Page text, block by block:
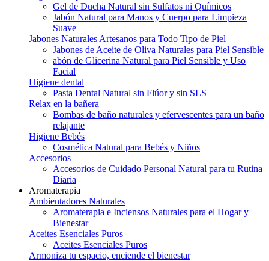
Gel de Ducha Natural sin Sulfatos ni Químicos
Jabón Natural para Manos y Cuerpo para Limpieza
Suave
Jabones Naturales Artesanos para Todo Tipo de Piel
Jabones de Aceite de Oliva Naturales para Piel Sensible
abón de Glicerina Natural para Piel Sensible y Uso
Facial
Higiene dental
Pasta Dental Natural sin Flúor y sin SLS
Relax en la bañera
Bombas de baño naturales y efervescentes para un baño
relajante
Higiene Bebés
Cosmética Natural para Bebés y Niños
Accesorios
Accesorios de Cuidado Personal Natural para tu Rutina
Diaria
Aromaterapia
Ambientadores Naturales
Aromaterapia e Inciensos Naturales para el Hogar y
Bienestar
Aceites Esenciales Puros
Aceites Esenciales Puros
Armoniza tu espacio, enciende el bienestar